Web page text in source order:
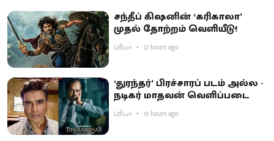
சந்தீப் கிஷனின் ‘கரிகாலா’
முதல் தோற்றம் வெளியீடு!
ப்ரியா 22 hours ago
‘துரந்தர்’ பிரச்சாரப் படம் அல்ல -
நடிகர் மாதவன் வெளிப்படை
ப்ரியா 19 hours ago